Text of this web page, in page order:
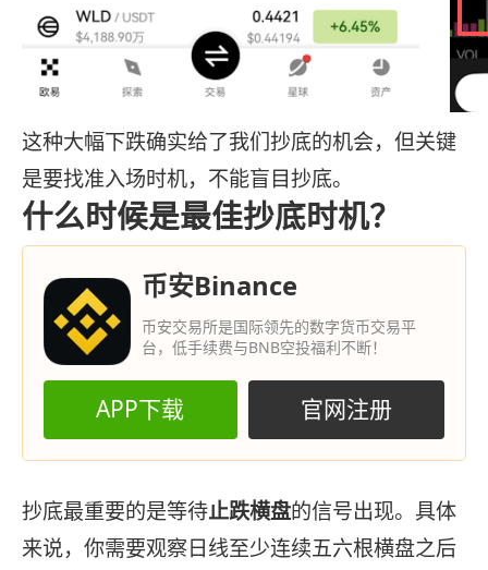
这种大幅下跌确实给了我们抄底的机会，但关键
是要找准入场时机，不能盲目抄底。
什么时候是最佳抄底时机？
币安Binance
币安交易所是国际领先的数字货币交易平
台，低手续费与BNB空投福利不断！
APP下载 官网注册
抄底最重要的是等待止跌横盘的信号出现。具体
来说，你需要观察日线至少连续五六根横盘之后